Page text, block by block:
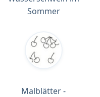
Sommer
Malblätter -